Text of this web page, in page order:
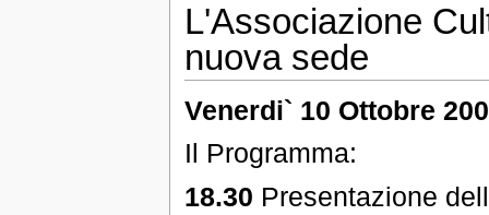
L'Associazione
nuova sede
Venerdi` 10 Ottobre
Il Programma:
18.30 Presentazione